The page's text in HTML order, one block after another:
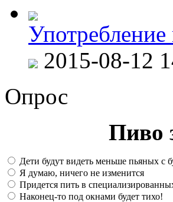
Употребление
2015-08-12
Опрос
Пиво
Дети будут видеть меньше пьяных с
Я думаю, ничего не изменится
Придется пить в
Наконец-то под окнами будет тихо!